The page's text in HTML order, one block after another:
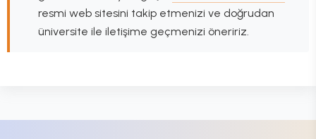
resmi web sitesini takip etmenizi ve doğrudan
üniversite ile iletişime geçmenizi öneririz.